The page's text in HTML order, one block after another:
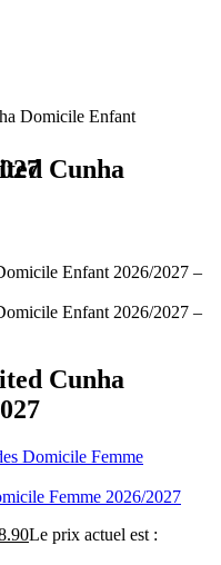
Domicile Enfant
2027
Cunha
Domicile Femme
Femme 2026/2027
Le prix actuel est :